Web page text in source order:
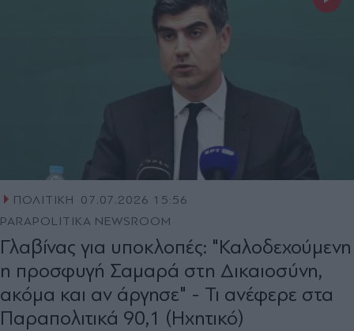
ΠΟΛΙΤΙΚΗ
07.07.2026 15:56
PARAPOLITIKA NEWSROOM
Γλαβίνας για υποκλοπές: "Καλοδεχούμενη
η προσφυγή Σαμαρά στη Δικαιοσύνη,
ακόμα και αν άργησε" - Τι ανέφερε στα
Παραπολιτικά 90,1 (Ηχητικό)